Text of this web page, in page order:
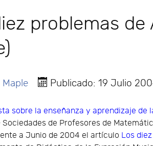
problemas
Maple Publicado: 19 Julio
sobre la enseñanza y aprendizaje de
Sociedades de Profesores de
a Junio de 2004 el artículo Los